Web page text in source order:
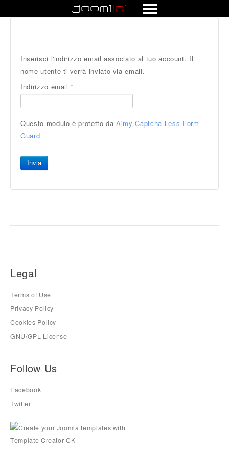
Inserisci l'indirizzo email associato al tuo account. Il
nome utente ti verrà inviato via email.
Indirizzo email *
Questo modulo è protetto daAimy Captcha-Less Form
Guard
Invia
Legal
Terms of Use
Privacy Policy
Cookies Policy
GNU/GPL License
Follow Us
Facebook
Twitter